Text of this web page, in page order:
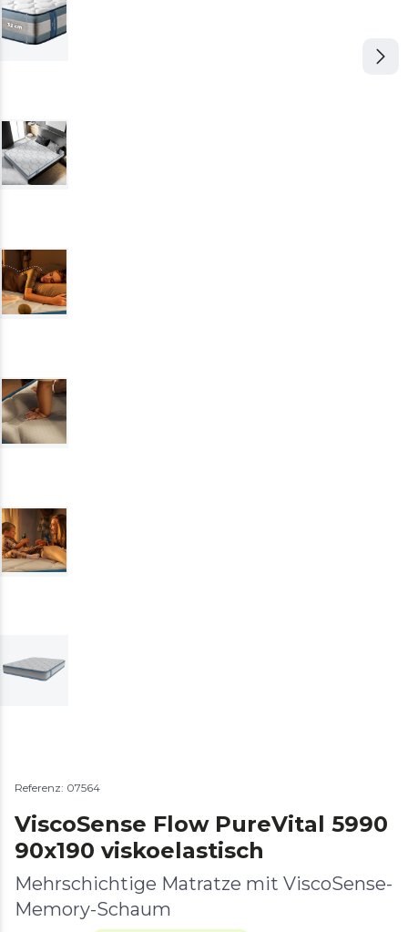
Referenz: 07564
ViscoSense Flow PureVital 5990
90x190 viskoelastisch
Mehrschichtige Matratze mit ViscoSense-
Memory-Schaum